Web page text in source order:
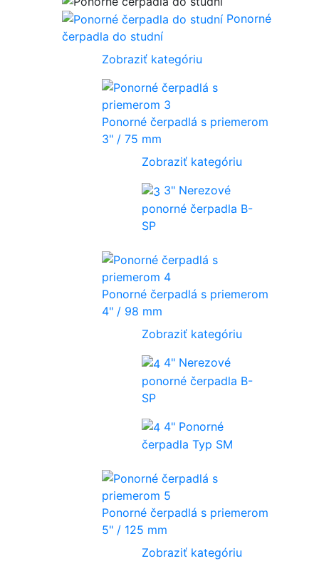
Ponorné
čerpadla do studní
Zobraziť kategóriu
Ponorné čerpadlá s priemerom
3" / 75 mm
Zobraziť kategóriu
3" Nerezové
ponorné čerpadla B-
SP
Ponorné čerpadlá s priemerom
4" / 98 mm
Zobraziť kategóriu
4" Nerezové
ponorné čerpadla B-
SP
4" Ponorné
čerpadla Typ SM
Ponorné čerpadlá s priemerom
5" / 125 mm
Zobraziť kategóriu